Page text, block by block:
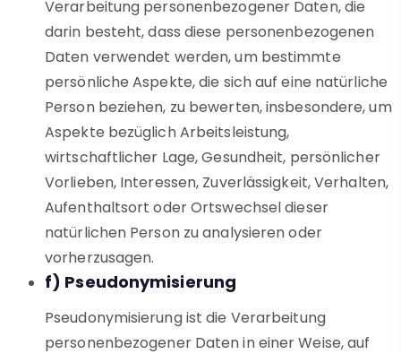
Verarbeitung personenbezogener Daten, die
darin besteht, dass diese personenbezogenen
Daten verwendet werden, um bestimmte
persönliche Aspekte, die sich auf eine natürliche
Person beziehen, zu bewerten, insbesondere, um
Aspekte bezüglich Arbeitsleistung,
wirtschaftlicher Lage, Gesundheit, persönlicher
Vorlieben, Interessen, Zuverlässigkeit, Verhalten,
Aufenthaltsort oder Ortswechsel dieser
natürlichen Person zu analysieren oder
vorherzusagen.
f) Pseudonymisierung
Pseudonymisierung ist die Verarbeitung
personenbezogener Daten in einer Weise, auf